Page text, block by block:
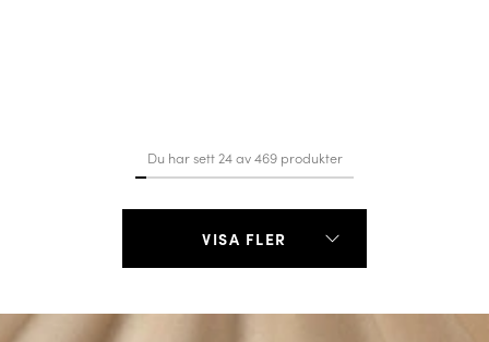
Du har sett 24 av 469 produkter
VISA FLER